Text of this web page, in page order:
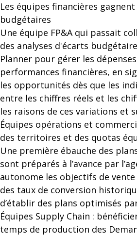
Les équipes financières
budgétaires
Une équipe FP&A qui passait
des analyses d'écarts
Planner pour gérer les
performances financières, en
les opportunités dès que les
entre les chiffres réels et les
les raisons de ces variations et
Équipes opérations et
des territoires et des quotas
Une première ébauche des
sont préparés à l’avance par
autonome les objectifs de
des taux de conversion
d’établir des plans optimisés
Équipes Supply Chain :
temps de production des